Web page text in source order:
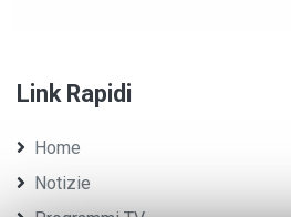
Link Rapidi
Home
Notizie